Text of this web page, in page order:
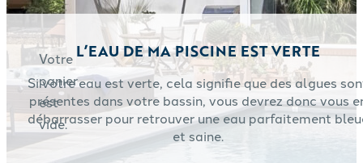
Votre
panier
est
vide.
L’EAU DE MA PISCINE EST VERTE
Si votre eau est verte, cela signifie que des algues
présentes dans votre bassin, vous devrez donc vous
débarrasser pour retrouver une eau parfaitement
et saine.